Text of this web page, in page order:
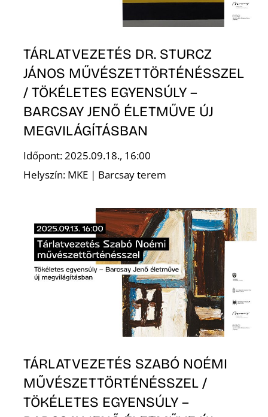
TÁRLATVEZETÉS DR. STURCZ
JÁNOS MŰVÉSZETTÖRTÉNÉSSZEL
/ TÖKÉLETES EGYENSÚLY –
BARCSAY JENŐ ÉLETMŰVE ÚJ
MEGVILÁGÍTÁSBAN
Időpont: 2025.09.18., 16:00
Helyszín: MKE | Barcsay terem
TÁRLATVEZETÉS SZABÓ NOÉMI
MŰVÉSZETTÖRTÉNÉSSZEL /
TÖKÉLETES EGYENSÚLY –